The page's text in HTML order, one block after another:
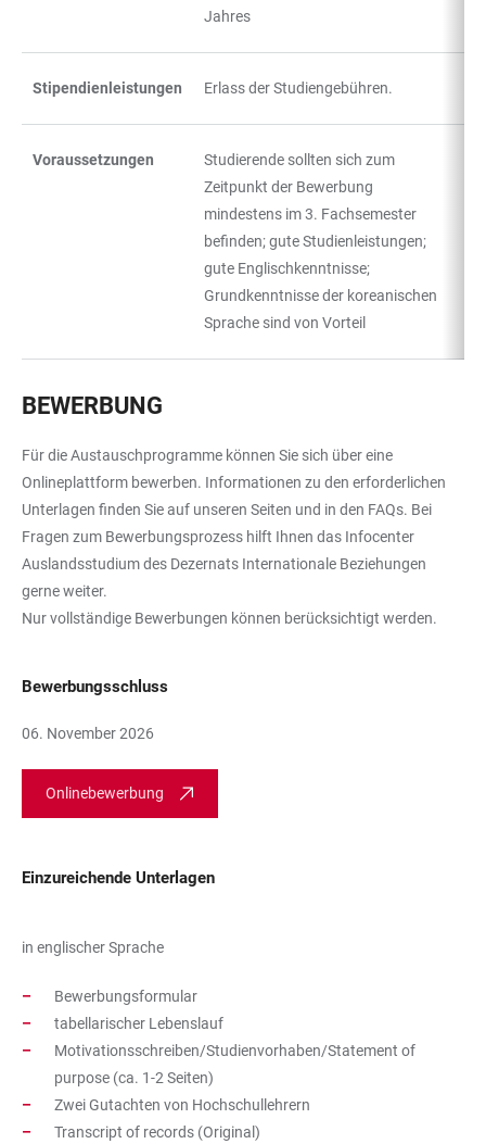
Jahres
Stipendienleistungen Erlass der Studiengebühren.
Voraussetzungen
Studierende sollten sich zum
Zeitpunkt der Bewerbung
mindestens im 3. Fachsemester
befinden; gute Studienleistungen;
gute Englischkenntnisse;
Grundkenntnisse der koreanischen
Sprache sind von Vorteil
BEWERBUNG
Für die Austauschprogramme können Sie sich über eine
Onlineplattform bewerben. Informationen zu den erforderlichen
Unterlagen finden Sie auf unseren Seiten und in den FAQs. Bei
Fragen zum Bewerbungsprozess hilft Ihnen das Infocenter
Auslandsstudium des Dezernats Internationale Beziehungen
gerne weiter.
Nur vollständige Bewerbungen können berücksichtigt werden.
Bewerbungsschluss
06. November 2026
Onlinebewerbung
Einzureichende Unterlagen
in englischer Sprache
Bewerbungsformular
tabellarischer Lebenslauf
Motivationsschreiben/Studienvorhaben/Statement of
purpose (ca. 1-2 Seiten)
Zwei Gutachten von Hochschullehrern
Transcript of records (Original)